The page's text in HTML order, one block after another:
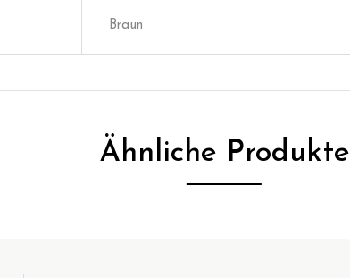
Braun
Ähnliche Produkte